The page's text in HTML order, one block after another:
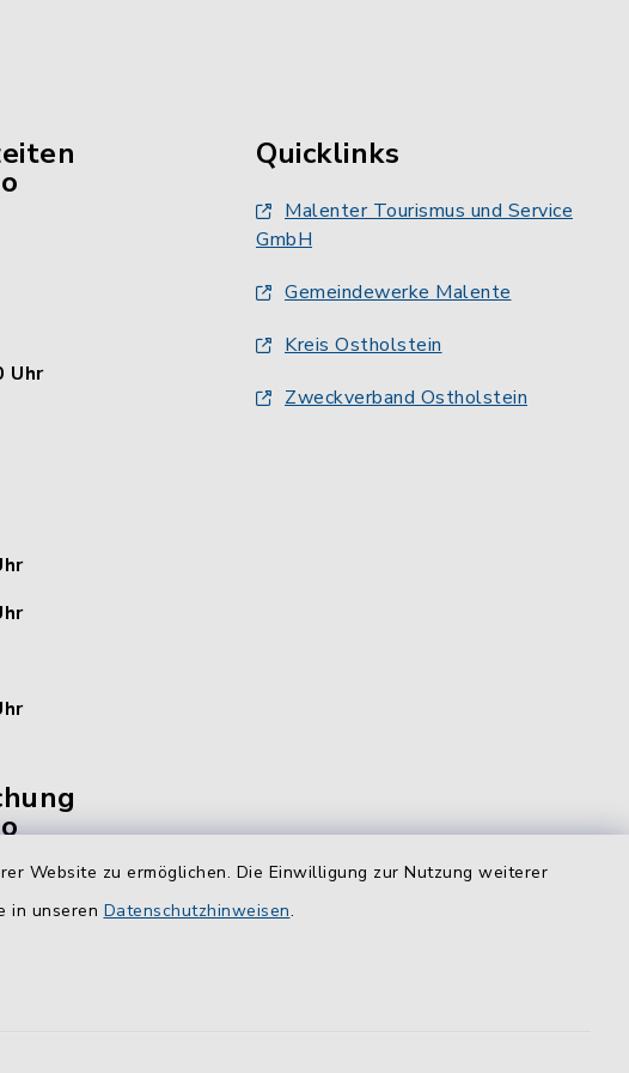
Website zu ermöglichen. Die Einwilligung zur Nutzung weiterer
in unseren Datenschutzhinweisen.
Uhr
hier bequem
für das
buchen
Quicklinks
Malenter Tourismus und Service
GmbH
Gemeindewerke Malente
Kreis Ostholstein
Zweckverband Ostholstein